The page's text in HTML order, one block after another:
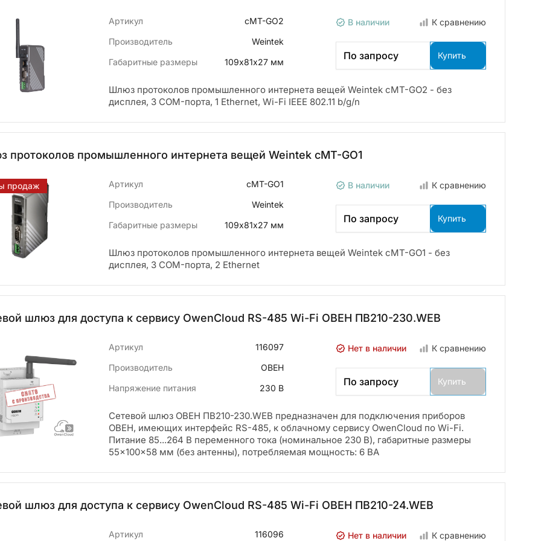
Артикул
cMT-GO2
Производитель
Weintek
Габаритные размеры
109х81х27 мм
В наличии К сравнению
По запросу Купить
Шлюз протоколов промышленного интернета вещей Weintek cMT-GO2 - без
дисплея, 3 COM-порта, 1 Ethernet, Wi-Fi IEEE 802.11 b/g/n
протоколов промышленного интернета вещей Weintek cMT-GO1
продаж Артикул
cMT-GO1
Производитель
Weintek
Габаритные размеры
109х81х27 мм
В наличии К сравнению
По запросу Купить
Шлюз протоколов промышленного интернета вещей Weintek cMT-GO1 - без
дисплея, 3 COM-порта, 2 Ethernet
шлюз для доступа к сервису OwenCloud RS-485 Wi-Fi ОВЕН ПВ210-230.WEB
Артикул
116097
Производитель
ОВЕН
Напряжение питания
230 В
Нет в наличии К сравнению
По запросу Купить
Сетевой шлюз ОВЕН ПВ210-230.WEB предназначен для подключения приборов
ОВЕН, имеющих интерфейс RS-485, к облачному сервису OwenCloud по Wi-Fi.
Питание 85...264 В переменного тока (номинальное 230 В), габаритные размеры
55×100×58 мм (без антенны), потребляемая мощность: 6 ВА
шлюз для доступа к сервису OwenCloud RS-485 Wi-Fi ОВЕН ПВ210-24.WEB
Артикул 116096 Нет в наличии К сравнению